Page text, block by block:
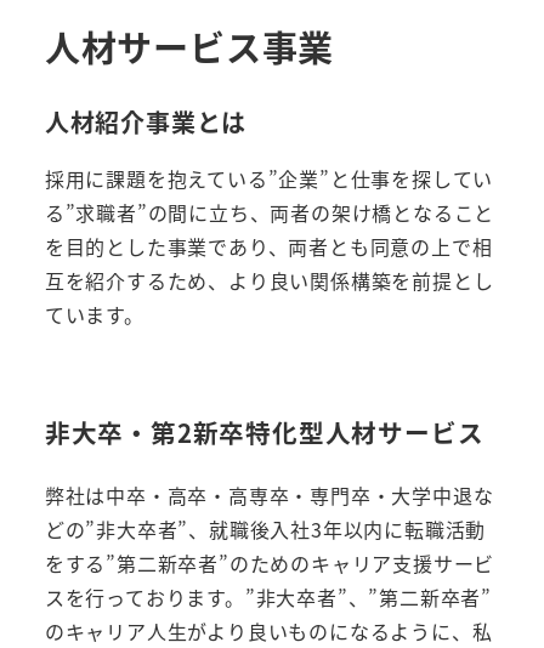
人材サービス事業
人材紹介事業とは
採用に課題を抱えている”企業”と仕事を探してい
る”求職者”の間に立ち、両者の架け橋となること
を目的とした事業であり、両者とも同意の上で相
互を紹介するため、より良い関係構築を前提とし
ています。
非大卒・第2新卒特化型人材サービス
弊社は中卒・高卒・高専卒・専門卒・大学中退な
どの”非大卒者”、就職後入社3年以内に転職活動
をする”第二新卒者”のためのキャリア支援サービ
スを行っております。”非大卒者”、”第二新卒者”
のキャリア人生がより良いものになるように、私